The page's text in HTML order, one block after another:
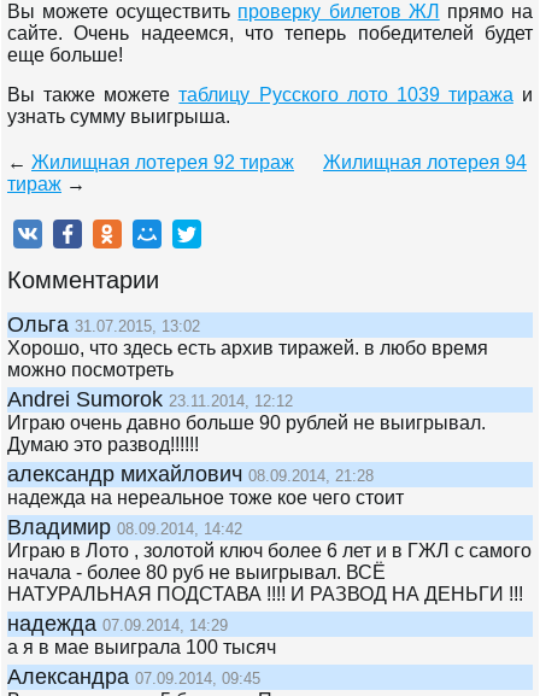
Вы можете осуществить проверку билетов ЖЛ прямо на
сайте. Очень надеемся, что теперь победителей будет
еще больше!
Вы также можететаблицу Русского лото 1039 тиража и
узнать сумму выигрыша.
← Жилищная лотерея 92 тираж
Жилищная лотерея 94
тираж →
Комментарии
Ольга 31.07.2015, 13:02
Хорошо, что здесь есть архив тиражей. в любо время
можно посмотреть
Andrei Sumorok 23.11.2014, 12:12
Играю очень давно больше 90 рублей не выигрывал.
Думаю это развод!!!!!!
александр михайлович 08.09.2014, 21:28
надежда на нереальное тоже кое чего стоит
Владимир 08.09.2014, 14:42
Играю в Лото , золотой ключ более 6 лет и в ГЖЛ с самого
начала - более 80 руб не выигрывал. ВСЁ
НАТУРАЛЬНАЯ ПОДСТАВА !!!! И РАЗВОД НА ДЕНЬГИ !!!
надежда 07.09.2014, 14:29
а я в мае выиграла 100 тысяч
Александра 07.09.2014, 09:45